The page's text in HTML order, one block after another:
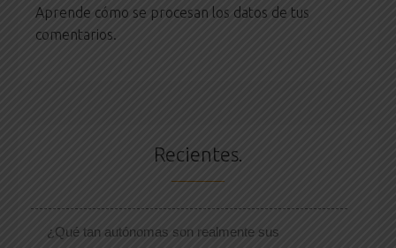
Aprende cómo se procesan los datos de tus
comentarios.
Recientes.
¿Qué tan autónomas son realmente sus